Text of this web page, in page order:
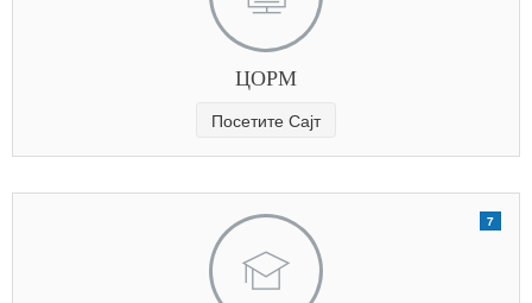
ЦОРМ
Посетите Сајт
7